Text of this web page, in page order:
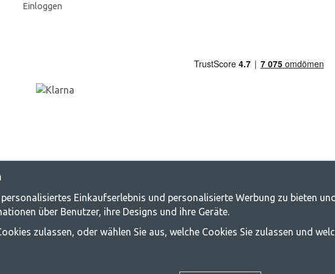
Einloggen
- Ihr Geschäft für Camping und
eine Möglichkeit, die Familie für ein gemeinsames Abenteuer zusammenzubringen. Egal, zu
für alle erschwinglich sein sollte, und bieten daher wirklich gute Preise für
Preisklasse die beste Campingausrüstung in Bezug auf Qualität und Funktionalität
© 2020 GetCamping. Alle Rechte vorbehalten.
Einkaufserlebnis und personalisierte Werbung zu bieten
über Benutzer, ihre Designs und ihre Geräte.
zulassen, oder wählen Sie aus, welche Cookies Sie zulassen und